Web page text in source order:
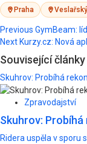
Praha
Post
navigation
Previous GymBeam:
Next Kurzy.cz: Nová
Související články
Skuhrov: Probíhá
Zpravodajství
Skuhrov:
Ridera uspěla v sporu